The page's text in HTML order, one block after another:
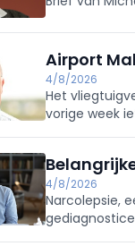
Airport
4/8/2026
Het
vorige week
4/8/2026
Narcolepsie,